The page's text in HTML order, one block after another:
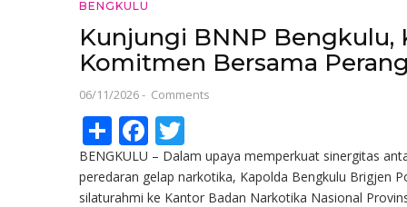
BENGKULU
Kunjungi BNNP Bengkulu,
Komitmen Bersama
06/11/2026- Comments
ShareFacebook
BENGKULU – Dalam upaya memperkuat sinergitas
peredaran gelap narkotika, Kapolda Bengkulu Brigjen
silaturahmi ke Kantor Badan Narkotika Nasional